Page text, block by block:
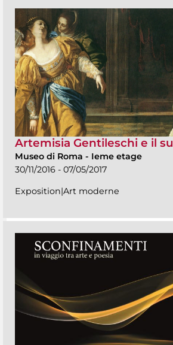
Artemisia Gentileschi e il
Museo di Roma - Ieme etage
30/11/2016 - 07/05/2017
Exposition|Art moderne